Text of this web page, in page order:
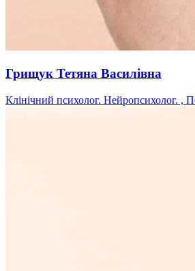
Грищук Тетяна Василівна
Клінічний психолог. Нейропсихолог. ,